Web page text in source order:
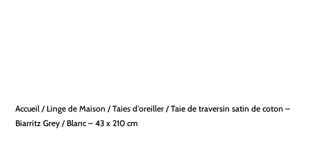
Accueil / Linge de Maison /Taies d'oreiller / Taie de traversin satin de coton –
Biarritz Grey / Blanc – 43 x 210 cm